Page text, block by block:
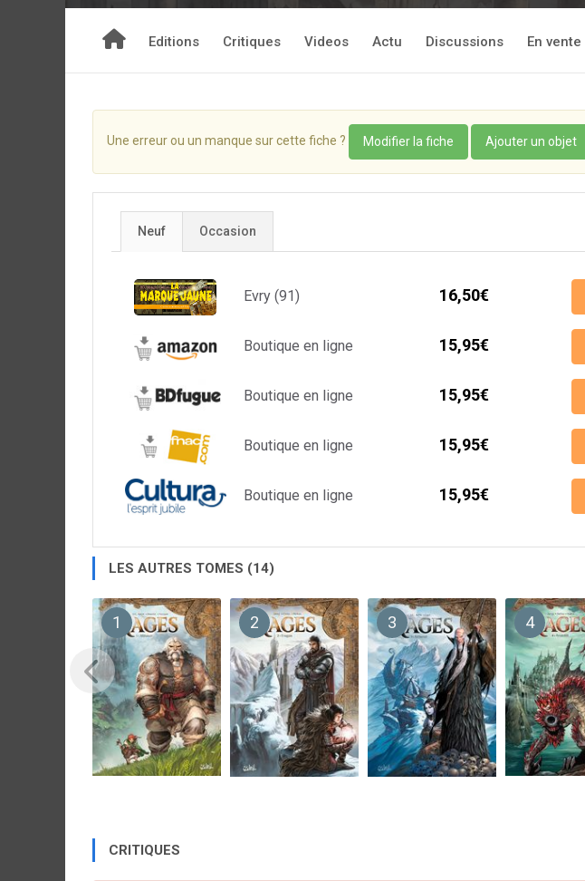
Editions Critiques Videos Actu Discussions En vente
Une erreur ou un manque sur cette fiche ? Modifier la fiche Ajouter un objet
Neuf Occasion
Evry (91) 16,50€
Boutique en ligne 15,95€
Boutique en ligne 15,95€
Boutique en ligne 15,95€
Boutique en ligne 15,95€
LES AUTRES TOMES (14)
1 2 3 4
CRITIQUES